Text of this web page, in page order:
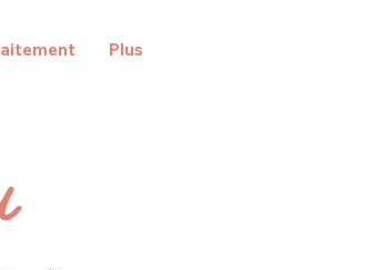
Plus